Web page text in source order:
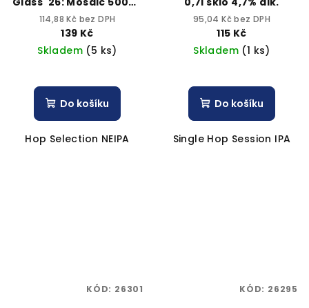
can 6,2% alc.
114,88 Kč bez DPH
139 Kč
Skladem (5 ks)
Do košíku
Hop Selection NEIPA
95,04 Kč bez DPH
115 Kč
Skladem (1 ks)
Do košíku
Single Hop Session IPA
KÓD: 26301 KÓD: 26295